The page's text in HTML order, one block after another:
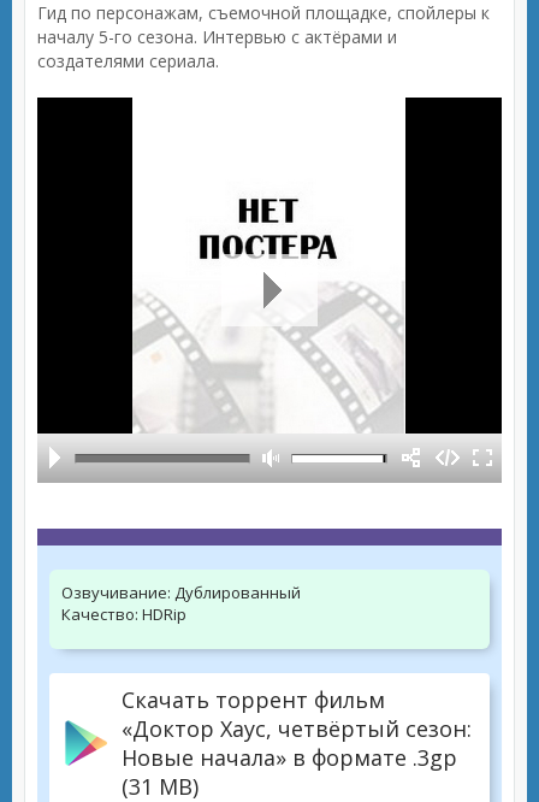
Гид по персонажам, съемочной площадке, спойлеры к
началу 5-го сезона. Интервью с актёрами и
создателями сериала.
Озвучивание: Дублированный
Качество: HDRip
Скачать торрент фильм
«Доктор Хаус, четвёртый сезон:
Новые начала» в формате .3gp
(31 MB)